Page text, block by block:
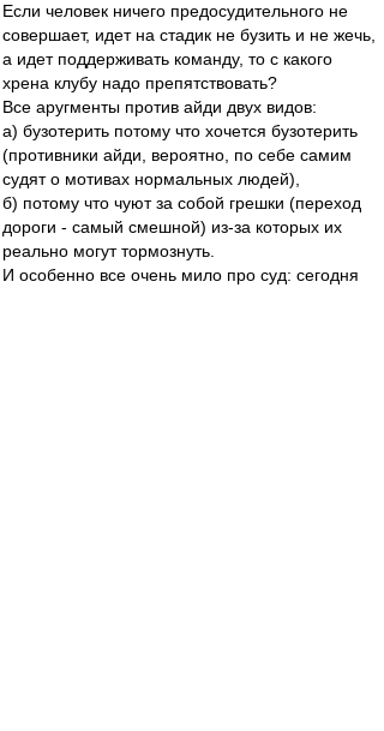
Если человек ничего предосудительного не
совершает, идет на стадик не бузить и не жечь,
а идет поддерживать команду, то с какого
хрена клубу надо препятствовать?
Все аругменты против айди двух видов:
а) бузотерить потому что хочется бузотерить
(противники айди, вероятно, по себе самим
судят о мотивах нормальных людей),
б) потому что чуют за собой грешки (переход
дороги - самый смешной) из-за которых их
реально могут тормознуть.
И особенно все очень мило про суд: сегодня